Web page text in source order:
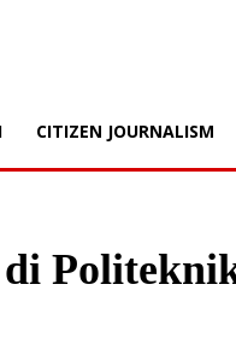
CITIZEN JOURNALISM